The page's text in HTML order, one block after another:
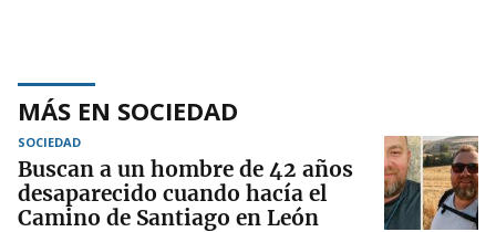
MÁS EN SOCIEDAD
SOCIEDAD
Buscan a un hombre de 42 años
desaparecido cuando hacía el
Camino de Santiago en León